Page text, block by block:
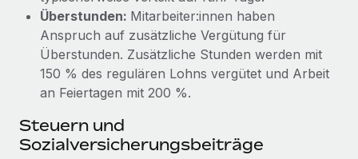
Mehr erfahren
Wie Phiture 55 Mitarbeiter:innen in 19 Ländern
mit Remote verwaltet
Phiture ist der unumstrittene Marktführer im Bereich der
Wachstumsberatung für mobile Apps. Das...
Überstunden: Mitarbeiter:innen haben
Anspruch auf zusätzliche Vergütung für
Überstunden. Zusätzliche Stunden werden mit
150 % des regulären Lohns vergütet und Arbeit
an Feiertagen mit 200 %.
Steuern und
Sozialversicherungsbeiträge